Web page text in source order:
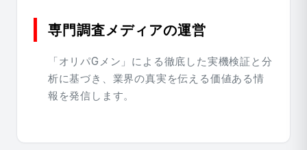
専門調査メディアの運営
「オリパGメン」による徹底した実機検証と分
析に基づき、業界の真実を伝える価値ある情
報を発信します。